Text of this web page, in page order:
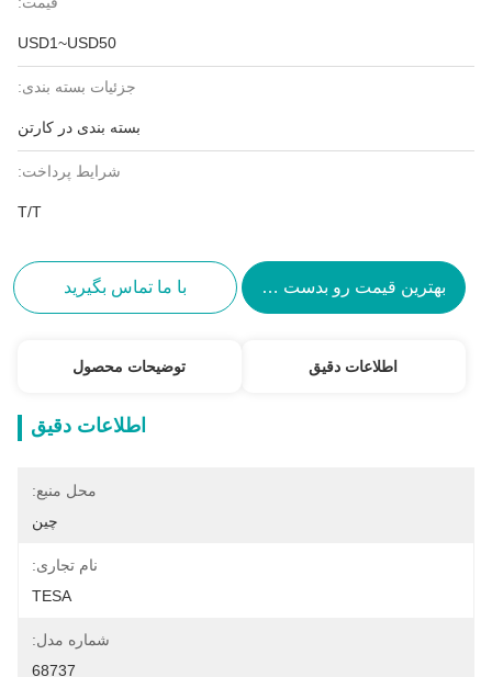
USD1~USD50
جزئیات بسته بندی:
بسته بندی در کارتن
شرایط پرداخت:
T/T
بهترین قیمت رو بدست بیار با ما تماس بگیرید
اطلاعات دقیق توضیحات محصول
اطلاعات دقیق
محل منبع:
چین
نام تجاری:
TESA
شماره مدل:
68737